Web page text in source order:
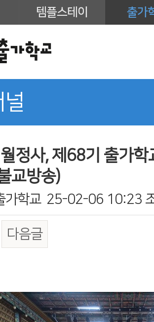
템플스테이 출가
정사, 제68기 출가
교방송)
가학교 25-02-06 10:23
다음글